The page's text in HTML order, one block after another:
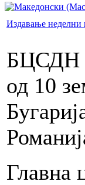
Издавање неделни
БЦСДН
од 10
Главна